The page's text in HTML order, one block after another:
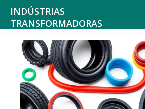
Saltar
para
menu
principal
Skip
main
content
INDÚSTRIAS
TRANSFORMADORAS
Indústrias
alimentares,
bebidas,
tabaco,
texteis,